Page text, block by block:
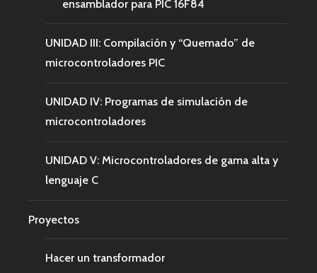
ensamblador para PIC 16F84
UNIDAD III: Compilación y “Quemado” de
microcontroladores PIC
UNIDAD IV: Programas de simulación de
microcontroladores
UNIDAD V: Microcontroladores de gama alta y
lenguaje C
Proyectos
Hacer un transformador